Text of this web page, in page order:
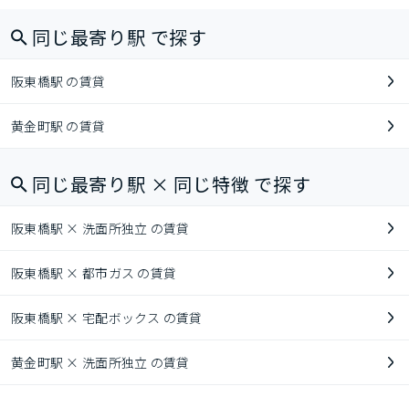
同じ最寄り駅 で探す
阪東橋駅 の賃貸
黄金町駅 の賃貸
同じ最寄り駅 × 同じ特徴 で探す
阪東橋駅 × 洗面所独立 の賃貸
阪東橋駅 × 都市ガス の賃貸
阪東橋駅 × 宅配ボックス の賃貸
黄金町駅 × 洗面所独立 の賃貸